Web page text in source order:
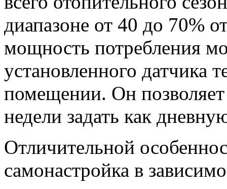
диапазоне от 40 до 70%
мощность потребления
установленного датчика
помещении. Он
недели задать как
Отличительной
самонастройка в